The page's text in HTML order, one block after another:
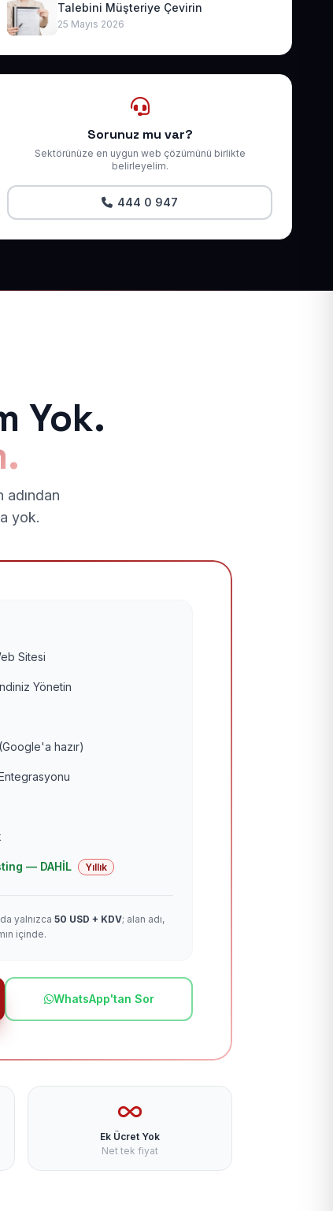
Talebini Müşteriye Çevirin
25 Mayıs 2026
Sorunuz mu var?
Sektörünüze en uygun web çözümünü birlikte
belirleyelim.
444 0 947
Yok.
yok.
Sitesi
Yönetin
hazır)
— DAHİL Yıllık
yalnızca 50 USD + KDV; alan adı,
içinde.
WhatsApp'tan Sor
Ek Ücret Yok
Net tek fiyat